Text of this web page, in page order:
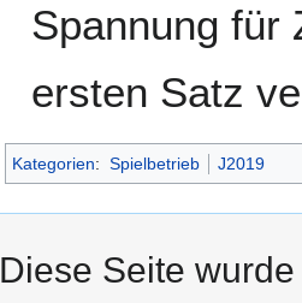
Spannung für
ersten Satz
Kategorien: Spielbetrieb J2019
Diese Seite